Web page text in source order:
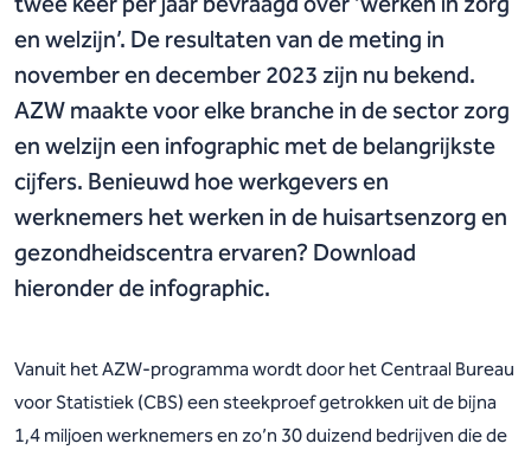
en welzijn’. De resultaten van de meting in
november en december 2023 zijn nu bekend.
AZW maakte voor elke branche in de sector zorg
en welzijn een infographic met de belangrijkste
cijfers. Benieuwd hoe werkgevers en
werknemers het werken in de huisartsenzorg en
gezondheidscentra ervaren? Download
hieronder de infographic.
Vanuit het AZW-programma wordt door het Centraal Bureau
voor Statistiek (CBS) een steekproef getrokken uit de bijna
1,4 miljoen werknemers en zo’n 30 duizend bedrijven die de